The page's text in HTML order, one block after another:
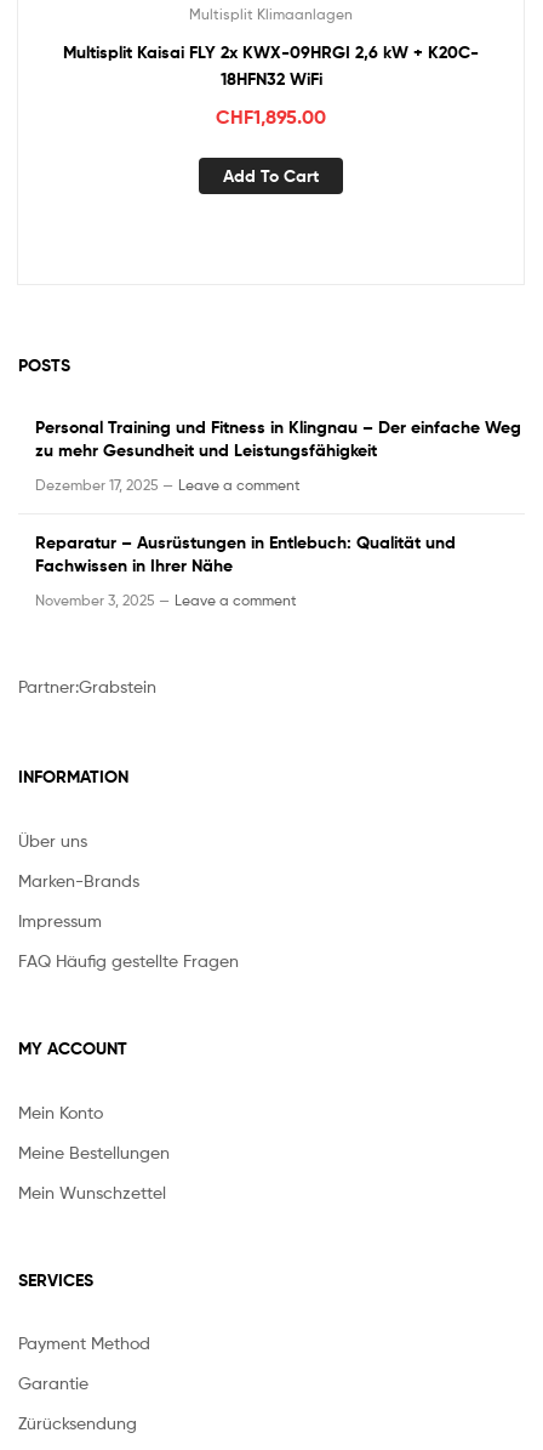
Multisplit Klimaanlagen
Multisplit Kaisai FLY 2x KWX-09HRGI 2,6 kW + K20C-
18HFN32 WiFi
CHF1,895.00
Add To Cart
POSTS
Personal Training und Fitness in Klingnau – Der einfache Weg
zu mehr Gesundheit und Leistungsfähigkeit
Dezember 17, 2025 — Leave a comment
Reparatur – Ausrüstungen in Entlebuch: Qualität und
Fachwissen in Ihrer Nähe
November 3, 2025 — Leave a comment
Partner:Grabstein
INFORMATION
Über uns
Marken-Brands
Impressum
FAQ Häufig gestellte Fragen
MY ACCOUNT
Mein Konto
Meine Bestellungen
Mein Wunschzettel
SERVICES
Payment Method
Garantie
Zürücksendung